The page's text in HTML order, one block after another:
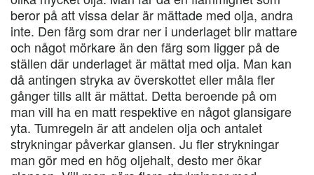
beror på att vissa delar är mättade med olja, andra
inte. Den färg som drar ner i underlaget blir mattare
och något mörkare än den färg som ligger på de
ställen där underlaget är mättat med olja. Man kan
då antingen stryka av överskottet eller måla fler
gånger tills allt är mättat. Detta beroende på om
man vill ha en matt respektive en något glansigare
yta. Tumregeln är att andelen olja och antalet
strykningar påverkar glansen. Ju fler strykningar
man gör med en hög oljehalt, desto mer ökar